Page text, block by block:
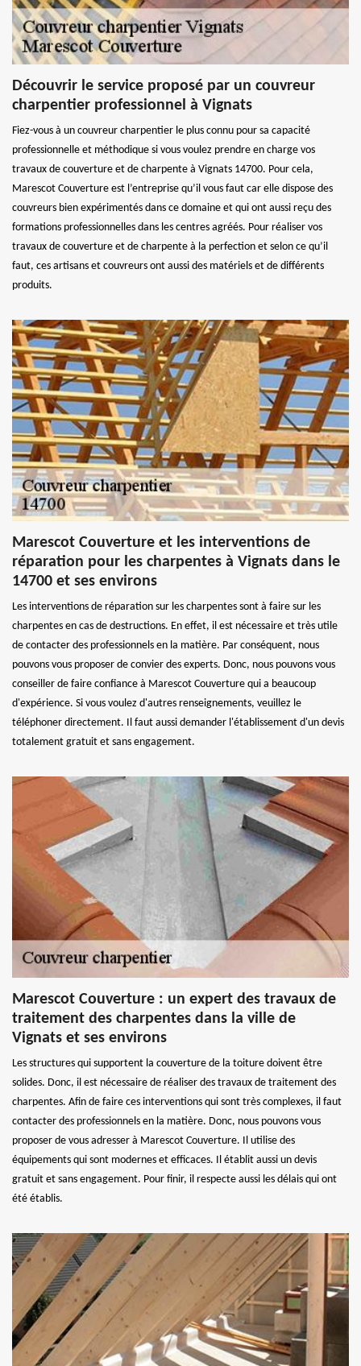
Découvrir le service proposé par un couvreur
charpentier professionnel à Vignats
Fiez-vous à un couvreur charpentier le plus connu pour sa capacité
professionnelle et méthodique si vous voulez prendre en charge vos
travaux de couverture et de charpente à Vignats 14700. Pour cela,
Marescot Couverture est l’entreprise qu’il vous faut car elle dispose des
couvreurs bien expérimentés dans ce domaine et qui ont aussi reçu des
formations professionnelles dans les centres agréés. Pour réaliser vos
travaux de couverture et de charpente à la perfection et selon ce qu’il
faut, ces artisans et couvreurs ont aussi des matériels et de différents
produits.
Marescot Couverture et les interventions de
réparation pour les charpentes à Vignats dans le
14700 et ses environs
Les interventions de réparation sur les charpentes sont à faire sur les
charpentes en cas de destructions. En effet, il est nécessaire et très utile
de contacter des professionnels en la matière. Par conséquent, nous
pouvons vous proposer de convier des experts. Donc, nous pouvons vous
conseiller de faire confiance à Marescot Couverture qui a beaucoup
d'expérience. Si vous voulez d'autres renseignements, veuillez le
téléphoner directement. Il faut aussi demander l'établissement d'un devis
totalement gratuit et sans engagement.
Marescot Couverture : un expert des travaux de
traitement des charpentes dans la ville de
Vignats et ses environs
Les structures qui supportent la couverture de la toiture doivent être
solides. Donc, il est nécessaire de réaliser des travaux de traitement des
charpentes. Afin de faire ces interventions qui sont très complexes, il faut
contacter des professionnels en la matière. Donc, nous pouvons vous
proposer de vous adresser à Marescot Couverture. Il utilise des
équipements qui sont modernes et efficaces. Il établit aussi un devis
gratuit et sans engagement. Pour finir, il respecte aussi les délais qui ont
été établis.